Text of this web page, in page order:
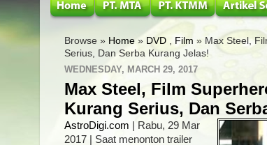
Browse » Home » DVD Film » Max Steel,
Serius, Dan Serba Kurang Jelas!
WEDNESDAY, MARCH 29, 2017
Max Steel, Film
Kurang Serius, Dan
AstroDigi.com | Rabu, 29 Mar
2017 | Saat menonton trailer